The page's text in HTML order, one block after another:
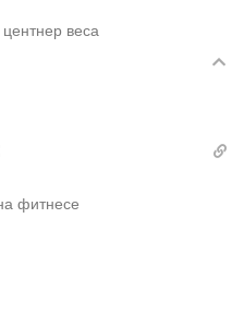
веса
фитнесе